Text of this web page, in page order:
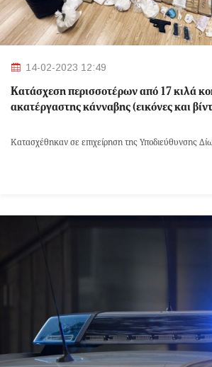
14-02-2023 12:49
Κατάσχεση περισσοτέρων από 17 κιλά
ακατέργαστης κάνναβης (εικόνες και
Κατασχέθηκαν σε επιχείρηση της Υποδιεύθυνσης